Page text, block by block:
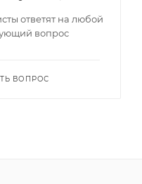
ответят на любой
вопрос
ВОПРОС